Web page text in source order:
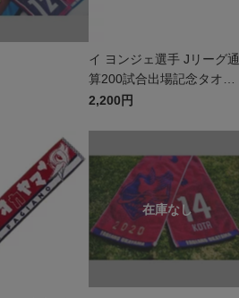
イ ヨンジェ選手 Jリーグ通
算200試合出場記念タオル
マフラー
2,200円